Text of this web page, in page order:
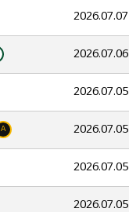
2026.07.07
2026.07.06
2026.07.05
A 2026.07.05
2026.07.05
2026.07.05